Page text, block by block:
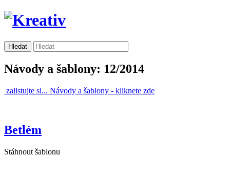
Návody a šablony: 12/2014
zalistujte si... Návody a šablony - kliknete zde
Betlém
Stáhnout šablonu